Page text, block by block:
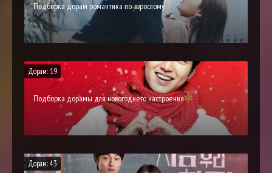
Подборка дорам романтика по-взрослому
Дорам: 19
Подборка дорамы для новогоднего настроения
Дорам: 43